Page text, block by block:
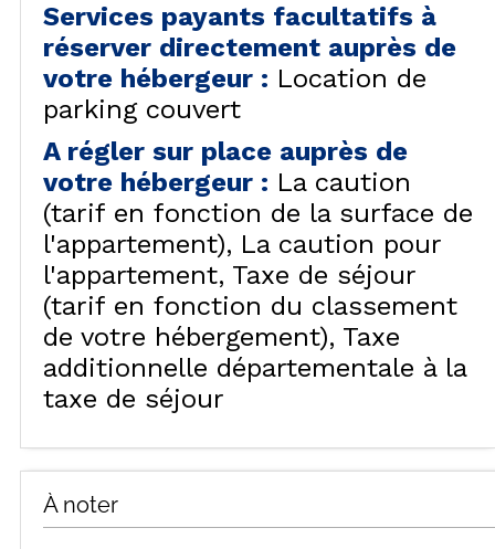
Services payants facultatifs à
réserver directement auprès de
votre hébergeur : Location de
parking couvert
A régler sur place auprès de
votre hébergeur : La caution
(tarif en fonction de la surface de
l'appartement)
La caution pour
l'appartement Taxe de séjour
(tarif en fonction du classement
de votre hébergement) Taxe
additionnelle départementale à la
taxe de séjour
À noter